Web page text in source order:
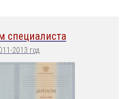
специалиста
2013 год